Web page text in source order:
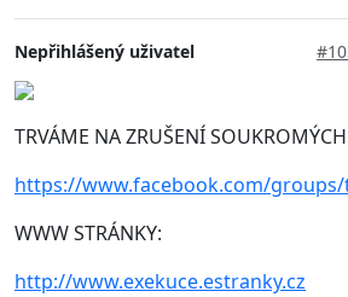
Nepřihlášený uživatel
TRVÁME NA ZRUŠENÍ
https://www.facebook.com/
WWW STRÁNKY:
http://www.exekuce.estranky.cz